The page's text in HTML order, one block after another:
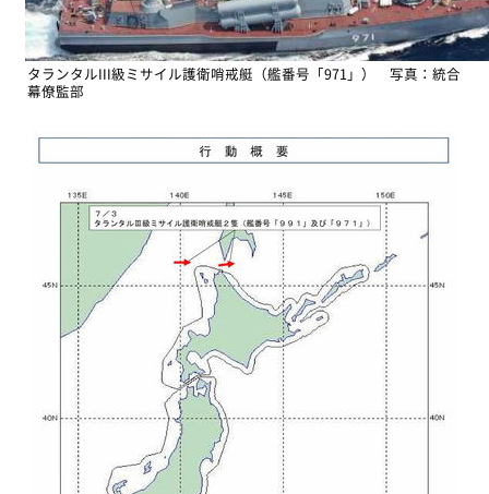
タランタルIII級ミサイル護衛哨戒艇（艦番号「971」） 写真：統合
幕僚監部